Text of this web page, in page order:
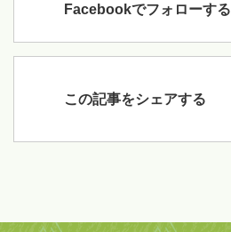
Facebookでフォローする
この記事をシェアする